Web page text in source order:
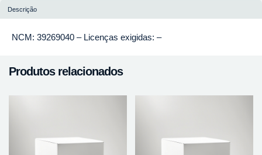
Descrição
NCM: 39269040 – Licenças exigidas: –
Produtos relacionados